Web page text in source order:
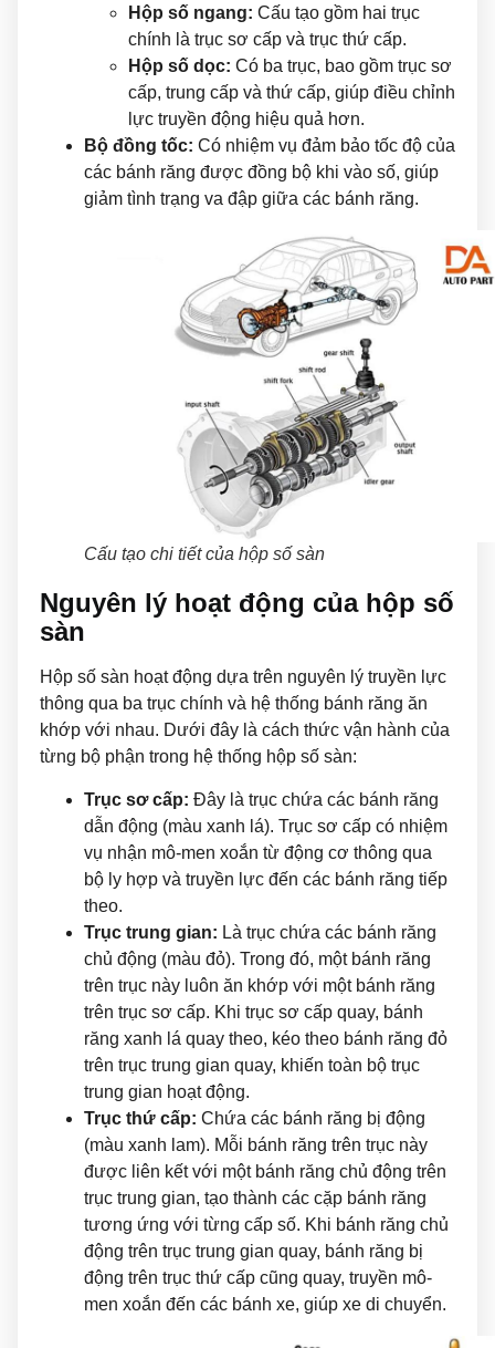
Hộp số ngang: Cấu tạo gồm hai trục
chính là trục sơ cấp và trục thứ cấp.
Hộp số dọc: Có ba trục, bao gồm trục sơ
cấp, trung cấp và thứ cấp, giúp điều chỉnh
lực truyền động hiệu quả hơn.
Bộ đồng tốc: Có nhiệm vụ đảm bảo tốc độ của
các bánh răng được đồng bộ khi vào số, giúp
giảm tình trạng va đập giữa các bánh răng.
Cấu tạo chi tiết của hộp số sàn
Nguyên lý hoạt động của hộp số
sàn
Hộp số sàn hoạt động dựa trên nguyên lý truyền lực
thông qua ba trục chính và hệ thống bánh răng ăn
khớp với nhau. Dưới đây là cách thức vận hành của
từng bộ phận trong hệ thống hộp số sàn:
Trục sơ cấp: Đây là trục chứa các bánh răng
dẫn động (màu xanh lá). Trục sơ cấp có nhiệm
vụ nhận mô-men xoắn từ động cơ thông qua
bộ ly hợp và truyền lực đến các bánh răng tiếp
theo.
Trục trung gian: Là trục chứa các bánh răng
chủ động (màu đỏ). Trong đó, một bánh răng
trên trục này luôn ăn khớp với một bánh răng
trên trục sơ cấp. Khi trục sơ cấp quay, bánh
răng xanh lá quay theo, kéo theo bánh răng đỏ
trên trục trung gian quay, khiến toàn bộ trục
trung gian hoạt động.
Trục thứ cấp: Chứa các bánh răng bị động
(màu xanh lam). Mỗi bánh răng trên trục này
được liên kết với một bánh răng chủ động trên
trục trung gian, tạo thành các cặp bánh răng
tương ứng với từng cấp số. Khi bánh răng chủ
động trên trục trung gian quay, bánh răng bị
động trên trục thứ cấp cũng quay, truyền mô-
men xoắn đến các bánh xe, giúp xe di chuyển.